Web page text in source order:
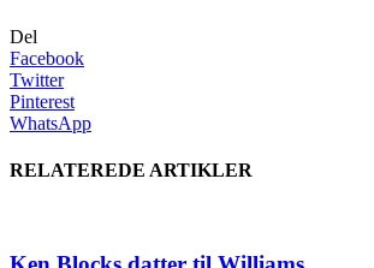
Del
Facebook
Twitter
Pinterest
WhatsApp
RELATEREDE ARTIKLER